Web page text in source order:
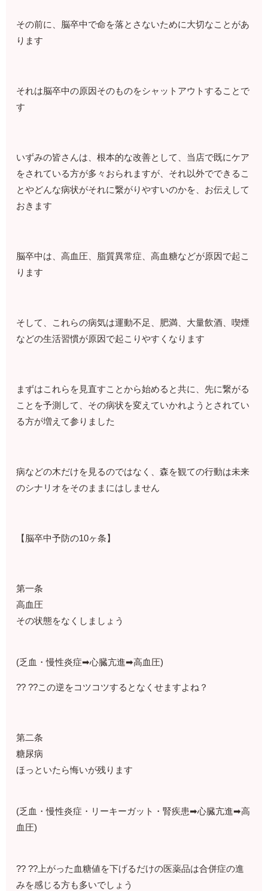
その前に、脳卒中で命を落とさないために大切なことがあ
ります
それは脳卒中の原因そのものをシャットアウトすることで
す
いずみの皆さんは、根本的な改善として、当店で既にケア
をされている方が多々おられますが、それ以外でできるこ
とやどんな病状がそれに繋がりやすいのかを、お伝えして
おきます
脳卒中は、高血圧、脂質異常症、高血糖などが原因で起こ
ります
そして、これらの病気は運動不足、肥満、大量飲酒、喫煙
などの生活習慣が原因で起こりやすくなります
まずはこれらを見直すことから始めると共に、先に繋がる
ことを予測して、その病状を変えていかれようとされてい
る方が増えて参りました
病などの木だけを見るのではなく、森を観ての行動は未来
のシナリオをそのままにはしません
【脳卒中予防の10ヶ条】
第一条
高血圧
その状態をなくしましょう
(乏血・慢性炎症➡心臓亢進➡高血圧)
?? ??この逆をコツコツするとなくせますよね？
第二条
糖尿病
ほっといたら悔いが残ります
(乏血・慢性炎症・リーキーガット・腎疾患➡心臓亢進➡高
血圧)
?? ??上がった血糖値を下げるだけの医薬品は合併症の進
みを感じる方も多いでしょう